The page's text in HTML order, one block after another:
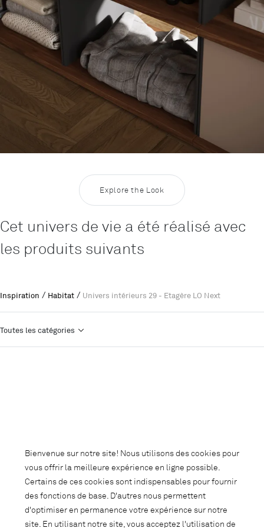
Explore the Look
Cet univers de vie a été réalisé avec
les produits suivants
Inspiration / Habitat / Univers intérieurs 29 - Etagère LO Next
Toutes les catégories
Bienvenue sur notre site! Nous utilisons des cookies pour
vous offrir la meilleure expérience en ligne possible.
Certains de ces cookies sont indispensables pour fournir
des fonctions de base. D'autres nous permettent
d'optimiser en permanence votre expérience sur notre
site. En utilisant notre site, vous acceptez l'utilisation de